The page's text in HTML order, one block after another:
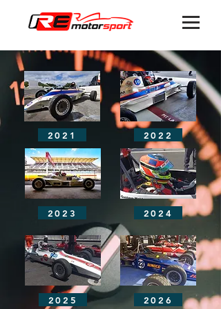
2021
2023
2025
2022
2024
2026